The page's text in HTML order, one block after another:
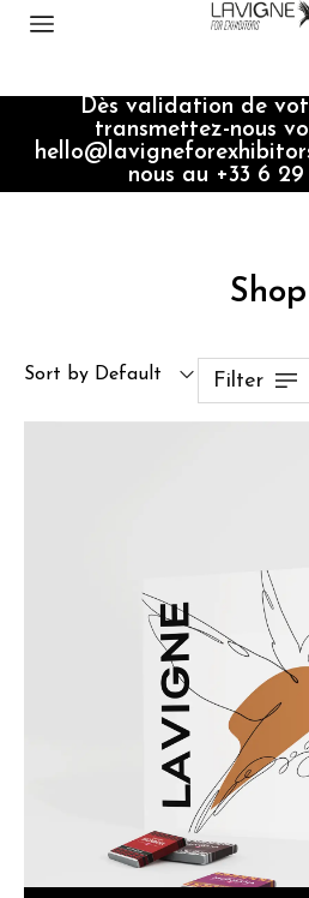
Dès validation de
transmettez-nous
nous au +33 6
Shop
Sort by Default Filter